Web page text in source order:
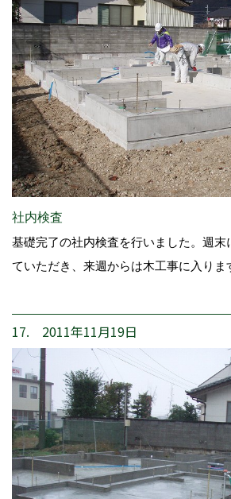
社内検査
基礎完了の社内検査を行いました。週末
ていただき、来週からは木工事に入りま
17. 2011年11月19日